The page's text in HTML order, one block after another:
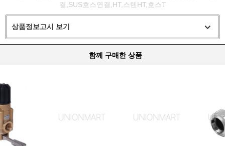
결,SUS호스연결,HT,스텐HT,호스T
상품정보고시 보기
함께 구매한 상품